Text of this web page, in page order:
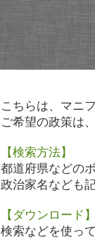
こちらは、マニ
ご希望の政策は
【検索方法】
都道府県などの
政治家名なども
【ダウンロード】
検索などを使っ